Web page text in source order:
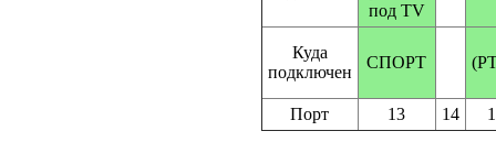
под TV
Куда
подключен
СПОРТ
Порт 13 14